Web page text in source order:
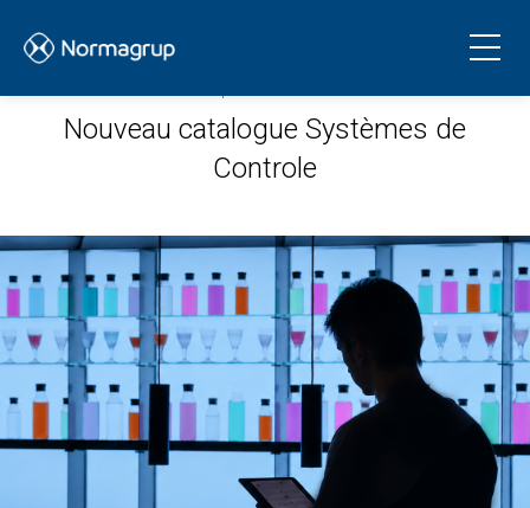
Nouveau catalogue Systèmes de
Controle